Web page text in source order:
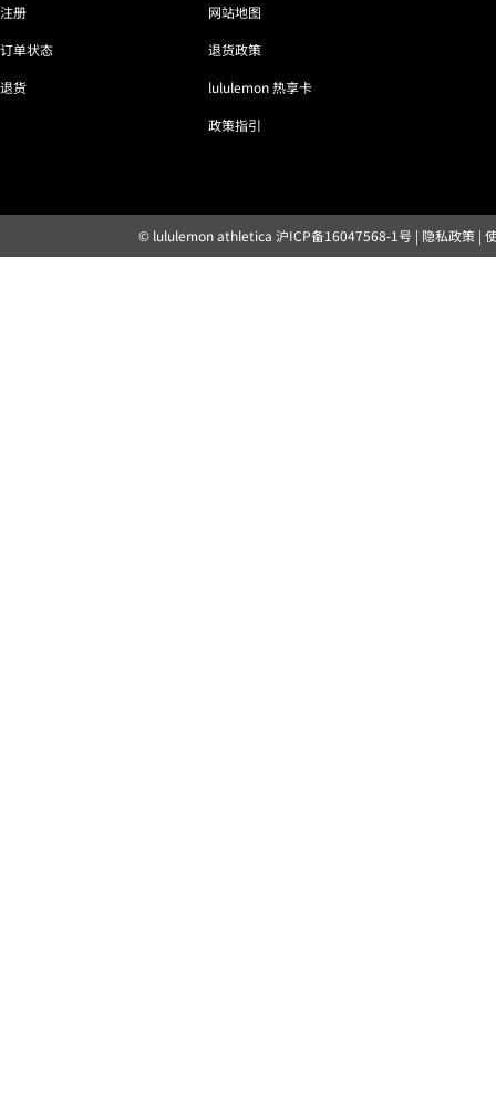
注册
订单状态
退货
网站地图
退货政策
lululemon 热享卡
政策指引
© lululemon athletica 沪ICP备16047568-1号 | 隐私政策|